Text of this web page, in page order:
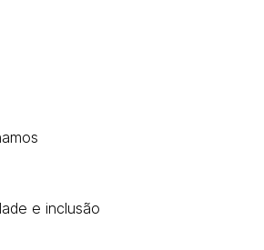
e inclusão